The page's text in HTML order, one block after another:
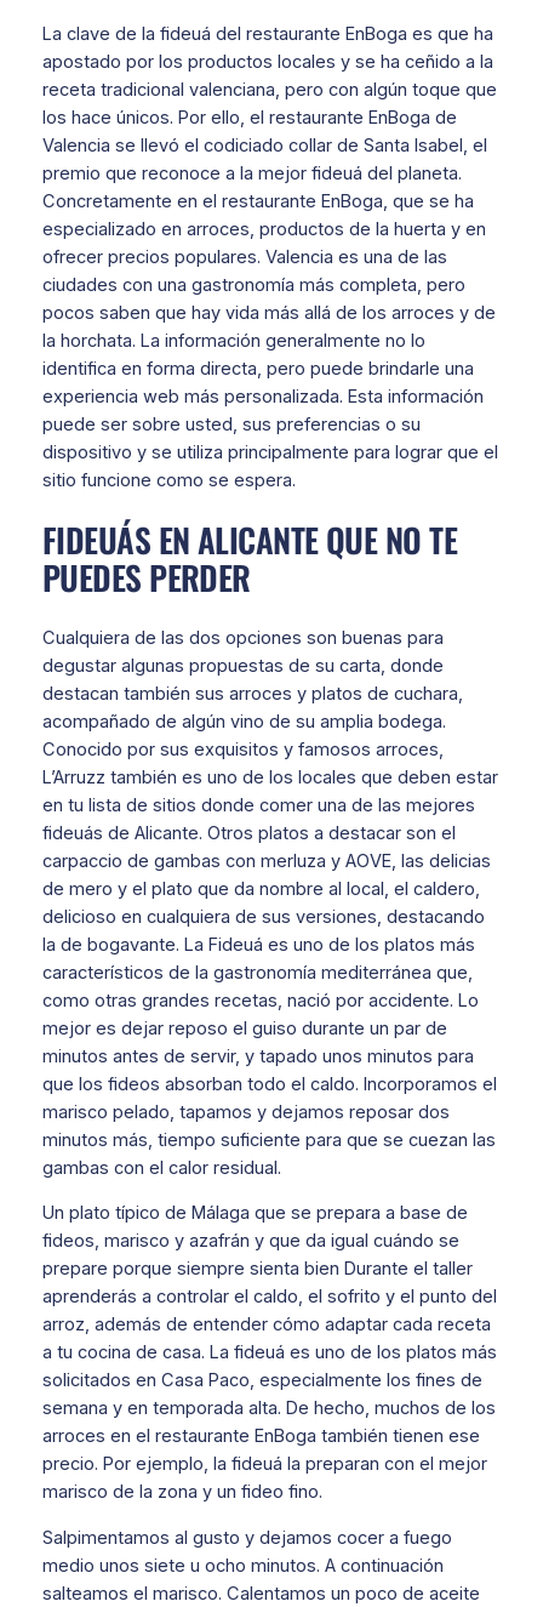
La clave de la fideuá del restaurante EnBoga es que ha
apostado por los productos locales y se ha ceñido a la
receta tradicional valenciana, pero con algún toque que
los hace únicos. Por ello, el restaurante EnBoga de
Valencia se llevó el codiciado collar de Santa Isabel, el
premio que reconoce a la mejor fideuá del planeta.
Concretamente en el restaurante EnBoga, que se ha
especializado en arroces, productos de la huerta y en
ofrecer precios populares. Valencia es una de las
ciudades con una gastronomía más completa, pero
pocos saben que hay vida más allá de los arroces y de
la horchata. La información generalmente no lo
identifica en forma directa, pero puede brindarle una
experiencia web más personalizada. Esta información
puede ser sobre usted, sus preferencias o su
dispositivo y se utiliza principalmente para lograr que el
sitio funcione como se espera.
FIDEUÁS EN ALICANTE QUE NO TE
PUEDES PERDER
Cualquiera de las dos opciones son buenas para
degustar algunas propuestas de su carta, donde
destacan también sus arroces y platos de cuchara,
acompañado de algún vino de su amplia bodega.
Conocido por sus exquisitos y famosos arroces,
L’Arruzz también es uno de los locales que deben estar
en tu lista de sitios donde comer una de las mejores
fideuás de Alicante. Otros platos a destacar son el
carpaccio de gambas con merluza y AOVE, las delicias
de mero y el plato que da nombre al local, el caldero,
delicioso en cualquiera de sus versiones, destacando
la de bogavante. La Fideuá es uno de los platos más
característicos de la gastronomía mediterránea que,
como otras grandes recetas, nació por accidente. Lo
mejor es dejar reposo el guiso durante un par de
minutos antes de servir, y tapado unos minutos para
que los fideos absorban todo el caldo. Incorporamos el
marisco pelado, tapamos y dejamos reposar dos
minutos más, tiempo suficiente para que se cuezan las
gambas con el calor residual.
Un plato típico de Málaga que se prepara a base de
fideos, marisco y azafrán y que da igual cuándo se
prepare porque siempre sienta bien Durante el taller
aprenderás a controlar el caldo, el sofrito y el punto del
arroz, además de entender cómo adaptar cada receta
a tu cocina de casa. La fideuá es uno de los platos más
solicitados en Casa Paco, especialmente los fines de
semana y en temporada alta. De hecho, muchos de los
arroces en el restaurante EnBoga también tienen ese
precio. Por ejemplo, la fideuá la preparan con el mejor
marisco de la zona y un fideo fino.
Salpimentamos al gusto y dejamos cocer a fuego
medio unos siete u ocho minutos. A continuación
salteamos el marisco. Calentamos un poco de aceite